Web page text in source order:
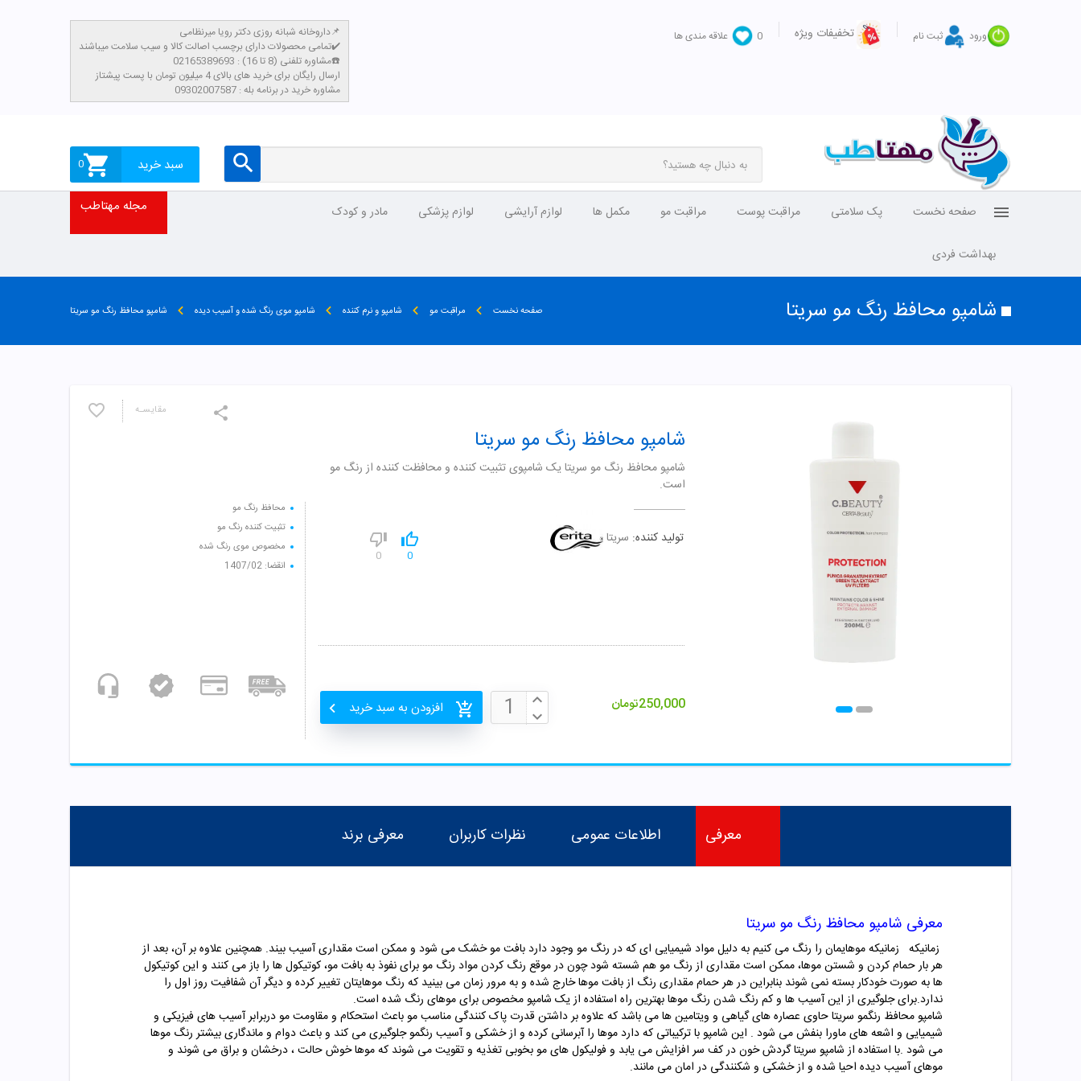
ورود ثبت نام تخفیفات ویژه 0 علاقه مندی ها
داروخانه شبانه روزی دکتر رویا میرنظامی📌
تمامی محصولات دارای برچسب اصالت کالا و سیب سلامت میباشند✔️
مشاوره تلفنی (8 تا 16) : 02165389693☎️
​ارسال رایگان برای خرید های بالای 4 میلیون تومان با پست پیشتاز
مشاوره خرید در برنامه بله : 09302007587
سبد خرید 0
صفحه نخست پک سلامتی مراقبت پوست مراقبت مو مکمل ها لوازم آرایشی لوازم پزشکی مادر و کودک
بهداشت فردی
مجله مهتاطب
شامپو محافظ رنگ مو سریتا صفحه نخست مراقبت مو شامپو و نرم کننده شامپو موی رنگ شده و آسیب دیده شامپو محافظ رنگ مو سریتا
مقایسـه
محافظ رنگ مو
تثبیت کننده رنگ مو
مخصوص موی رنگ شده
انقضا: 1407/02
شامپو محافظ رنگ مو سریتا
شامپو محافظ رنگ مو سریتا یک شامپوی تثبیت کننده و محافظت کننده از رنگ مو
است.
تولید کننده: سریتا
0
0
250,000تومان افزودن به سبد خرید
معرفی اطلاعات عمومی نظرات کاربران معرفی برند
معرفی شامپو محافظ رنگ مو سریتا
زمانیکه زمانیکه موهایمان را رنگ می کنیم به دلیل مواد شیمیایی ای که در رنگ مو وجود دارد بافت مو خشک می شود و ممکن است مقداری آسیب بیند. همچنین علاوه بر آن، بعد از
هر بار حمام کردن و شستن موها، ممکن است مقداری از رنگ مو هم شسته شود چون در موقع رنگ کردن مواد رنگ مو برای نفوذ به بافت مو، کوتیکول ها را باز می کنند و این کوتیکول
ها به صورت خودکار بسته نمی شوند بنابراین در هر حمام مقداری رنگ از بافت موها خارج شده و به مرور زمان می بینید که رنگ موهایتان تغییر کرده و دیگر آن شفافیت روز اول را
ندارد.برای جلوگیری از این آسیب ها و کم رنگ شدن رنگ موها بهترین راه استفاده از یک شامپو مخصوص برای موهای رنگ شده است.
شامپو محافظ رنگمو سریتا حاوی عصاره های گیاهی و ویتامین ها می باشد که علاوه بر داشتن قدرت پاک کنندگی مناسب مو باعث استحکام و مقاومت مو دربرابر آسیب های فیزیکی و
شیمیایی و اشعه های ماورا بنفش می شود . این شامپو با ترکیباتی که دارد موها را آبرسانی کرده و از خشکی و آسیب رنگمو جلوگیری می کند و باعث دوام و ماندگاری بیشتر رنگ موها
می شود .با استفاده از شامپو سریتا گردش خون در کف سر افزایش می یابد و فولیکول های مو بخوبی تغذیه و تقویت می شوند که موها خوش حالت ، درخشان و براق می شوند و
موهای آسیب دیده احیا شده و از خشکی و شکنندگی در امان می مانند.